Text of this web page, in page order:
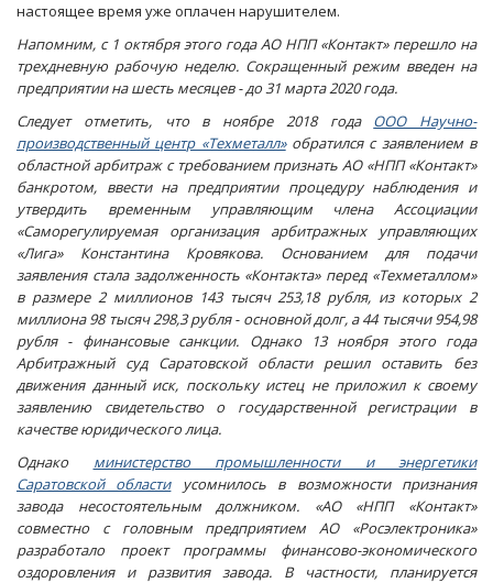
настоящее время уже оплачен нарушителем.
Напомним, с 1 октября этого года АО НПП «Контакт» перешло на
трехдневную рабочую неделю. Сокращенный режим введен на
предприятии на шесть месяцев - до 31 марта 2020 года.
Следует отметить, что в ноябре 2018 года ООО Научно-
производственный центр «Техметалл»обратился с заявлением в
областной арбитраж с требованием признать АО «НПП «Контакт»
банкротом, ввести на предприятии процедуру наблюдения и
утвердить временным управляющим члена Ассоциации
«Саморегулируемая организация арбитражных управляющих
«Лига» Константина Кровякова. Основанием для подачи
заявления стала задолженность «Контакта» перед «Техметаллом»
в размере 2 миллионов 143 тысяч 253,18 рубля, из которых 2
миллиона 98 тысяч 298,3 рубля - основной долг, а 44 тысячи 954,98
рубля - финансовые санкции. Однако 13 ноября этого года
Арбитражный суд Саратовской области решил оставить без
движения данный иск, поскольку истец не приложил к своему
заявлению свидетельство о государственной регистрации в
качестве юридического лица.
Однако министерство промышленности и энергетики
Саратовской областиусомнилось в возможности признания
завода несостоятельным должником. «АО «НПП «Контакт»
совместно с головным предприятием АО «Росэлектроника»
разработало проект программы финансово-экономического
оздоровления и развития завода. В частности, планируется